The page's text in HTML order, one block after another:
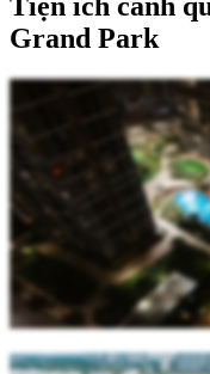
Tiện ích cảnh
Grand Park